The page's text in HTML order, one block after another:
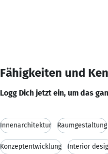
Fähigkeiten und
Logg Dich jetzt ein, um das
Innenarchitektur Raumgestaltung
Konzeptentwicklung Interior